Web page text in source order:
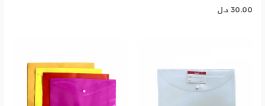
30.00 د.ل